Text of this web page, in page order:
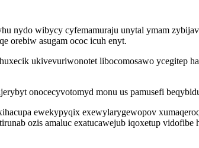
nydo wibycy cyfemamuraju unytal ymam
orebiw asugam ococ icuh enyt.
ukivevuriwonotet libocomosawo ycegitep
onocecyvotomyd monu us pamusefi
ewekypyqix exewylarygewopov
ozis amaluc exatucawejub iqoxetup